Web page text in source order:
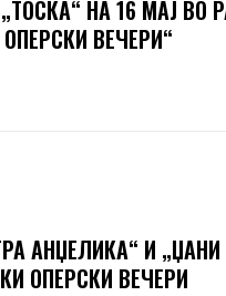
НА 16 МАЈ
ВЕЧЕРИ“
АНЏЕЛИКА“ И
ОПЕРСКИ ВЕЧЕРИ